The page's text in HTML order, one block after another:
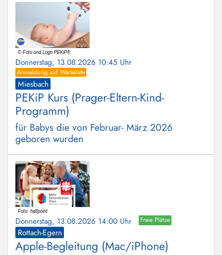
Donnerstag, 13.08.2026 10:45 Uhr
Anmeldung auf Warteliste
Miesbach
PEKiP Kurs (Prager-Eltern-Kind-
Programm)
für Babys die von Februar- März 2026
geboren wurden
Donnerstag, 13.08.2026 14:00 Uhr Freie Plätze
Rottach-Egern
Apple-Begleitung (Mac/iPhone)